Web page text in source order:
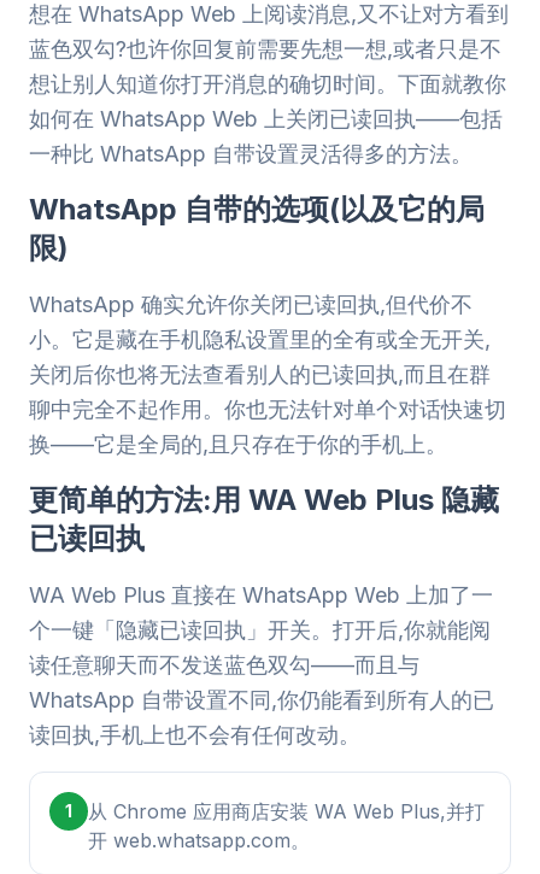
想在 WhatsApp Web 上阅读消息,又不让对方看到
蓝色双勾?也许你回复前需要先想一想,或者只是不
想让别人知道你打开消息的确切时间。下面就教你
如何在 WhatsApp Web 上关闭已读回执——包括
一种比 WhatsApp 自带设置灵活得多的方法。
WhatsApp 自带的选项(以及它的局
限)
WhatsApp 确实允许你关闭已读回执,但代价不
小。它是藏在手机隐私设置里的全有或全无开关,
关闭后你也将无法查看别人的已读回执,而且在群
聊中完全不起作用。你也无法针对单个对话快速切
换——它是全局的,且只存在于你的手机上。
更简单的方法:用 WA Web Plus 隐藏
已读回执
WA Web Plus 直接在 WhatsApp Web 上加了一
个一键「隐藏已读回执」开关。打开后,你就能阅
读任意聊天而不发送蓝色双勾——而且与
WhatsApp 自带设置不同,你仍能看到所有人的已
读回执,手机上也不会有任何改动。
1
从 Chrome 应用商店安装 WA Web Plus,并打
开 web.whatsapp.com。